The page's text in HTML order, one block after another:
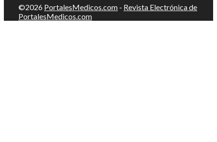
©2026 PortalesMedicos.com - Revista Electrónica de
PortalesMedicos.com